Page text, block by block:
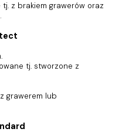
z brakiem grawerów oraz
tj. stworzone z
grawerem lub